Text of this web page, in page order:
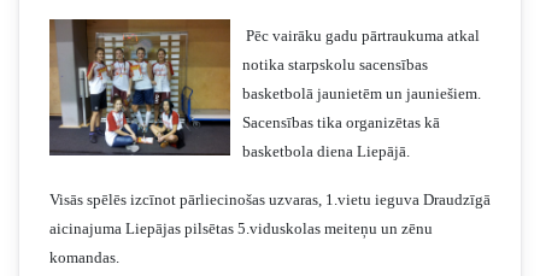
Pēc vairāku gadu pārtraukuma atkal
notika starpskolu sacensības
basketbolā jaunietēm un jauniešiem.
Sacensības tika organizētas kā
basketbola diena Liepājā.
Visās spēlēs izcīnot pārliecinošas uzvaras, 1.vietu ieguva Draudzīgā
aicinajuma Liepājas pilsētas 5.viduskolas meiteņu un zēnu
komandas.